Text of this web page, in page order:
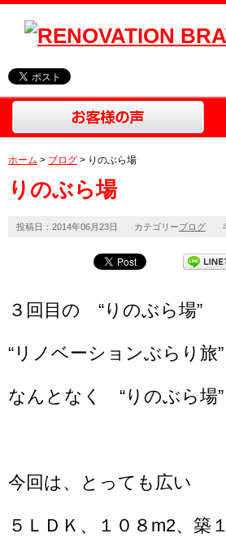
ホーム > ブログ > りのぶら場
りのぶら場
投稿日：2014年06月23日 カテゴリーブログ
３回目の “りのぶら場”
“リノベーションぶらり
なんとなく “りのぶら場
今回は、とっても広い
５ＬＤＫ、１０８m2、築